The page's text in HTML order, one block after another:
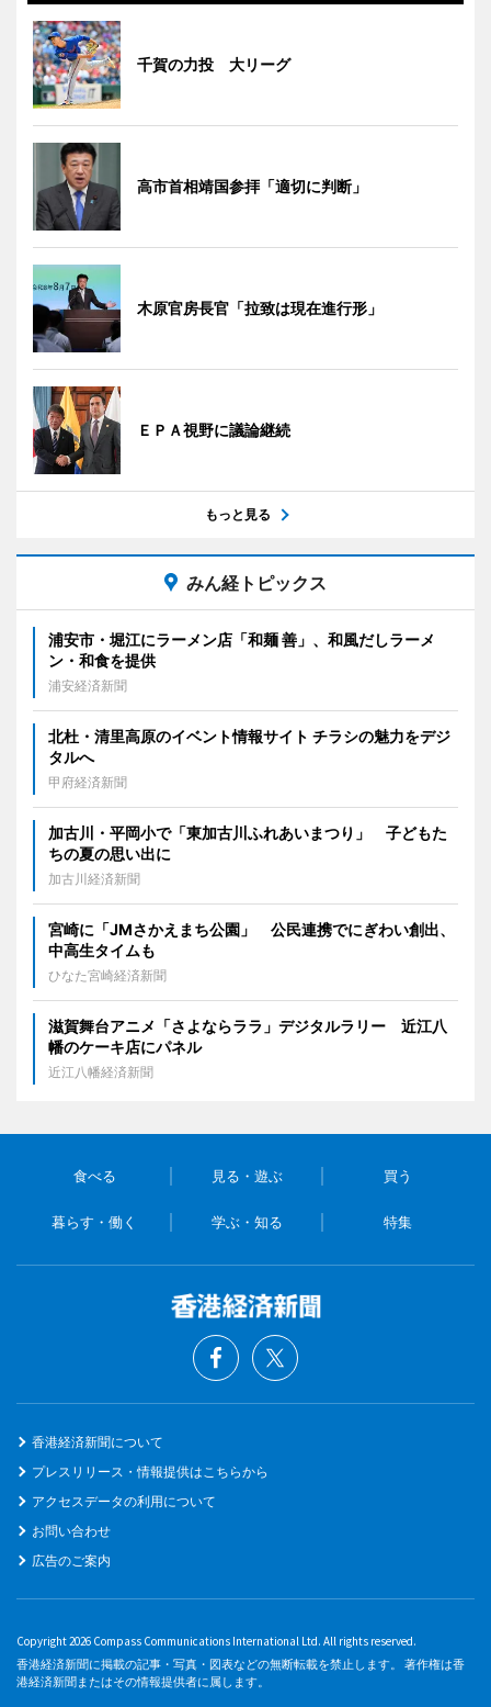
千賀の力投 大リーグ
高市首相靖国参拝「適切に判断」
木原官房長官「拉致は現在進行形」
ＥＰＡ視野に議論継続
もっと見る
みん経トピックス
浦安市・堀江にラーメン店「和麺 善」、和風だしラーメ
ン・和食を提供
浦安経済新聞
北杜・清里高原のイベント情報サイト チラシの魅力をデジ
タルへ
甲府経済新聞
加古川・平岡小で「東加古川ふれあいまつり」 子どもた
ちの夏の思い出に
加古川経済新聞
宮崎に「JMさかえまち公園」 公民連携でにぎわい創出、
中高生タイムも
ひなた宮崎経済新聞
滋賀舞台アニメ「さよならララ」デジタルラリー 近江八
幡のケーキ店にパネル
近江八幡経済新聞
食べる 見る・遊ぶ 買う
暮らす・働く 学ぶ・知る 特集
香港経済新聞について
プレスリリース・情報提供はこちらから
アクセスデータの利用について
お問い合わせ
広告のご案内
Copyright 2026 Compass Communications International Ltd. All rights reserved.
香港経済新聞に掲載の記事・写真・図表などの無断転載を禁止します。 著作権は香
港経済新聞またはその情報提供者に属します。